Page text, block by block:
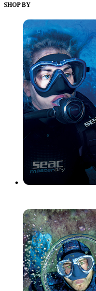
SHOP BY